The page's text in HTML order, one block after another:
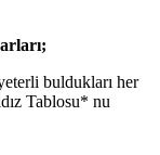
buldukları her
Tablosu* nu